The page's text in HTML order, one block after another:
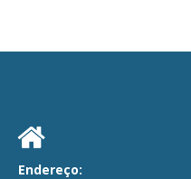
Endereço: